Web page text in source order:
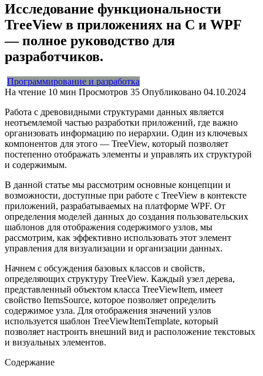
Исследование функциональности
TreeView в приложениях на C и WPF
— полное руководство для
разработчиков.
Программирование и разработка
На чтение 10 мин Просмотров 35 Опубликовано 04.10.2024
Работа с древовидными структурами данных является
неотъемлемой частью разработки приложений, где важно
организовать информацию по иерархии. Один из ключевых
компонентов для этого — TreeView, который позволяет
постепенно отображать элементы и управлять их структурой
и содержимым.
В данной статье мы рассмотрим основные концепции и
возможности, доступные при работе с TreeView в контексте
приложений, разрабатываемых на платформе WPF. От
определения моделей данных до создания пользовательских
шаблонов для отображения содержимого узлов, мы
рассмотрим, как эффективно использовать этот элемент
управления для визуализации и организации данных.
Начнем с обсуждения базовых классов и свойств,
определяющих структуру TreeView. Каждый узел дерева,
представленный объектом класса TreeViewItem, имеет
свойство ItemsSource, которое позволяет определить
содержимое узла. Для отображения значений узлов
используется шаблон TreeViewItemTemplate, который
позволяет настроить внешний вид и расположение текстовых
и визуальных элементов.
Содержание